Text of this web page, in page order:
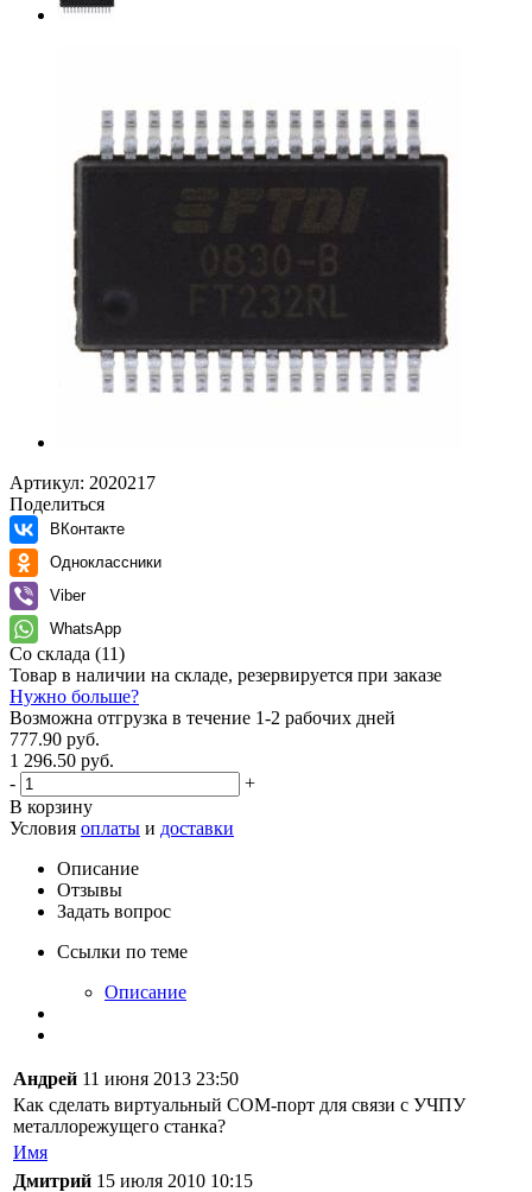
Артикул: 2020217
Поделиться
ВКонтакте
Одноклассники
Viber
WhatsApp
Со склада (11)
Товар в наличии на складе, резервируется при заказе
Нужно больше?
Возможна отгрузка в течение 1-2 рабочих дней
777.90 руб.
1 296.50 руб.
-
+
В корзину
Условия оплаты и доставки
Описание
Отзывы
Задать вопрос
Ссылки по теме
Описание
Андрей 11 июня 2013 23:50
Как сделать виртуальный COM-порт для связи с УЧПУ
металлорежущего станка?
Имя
Дмитрий 15 июля 2010 10:15